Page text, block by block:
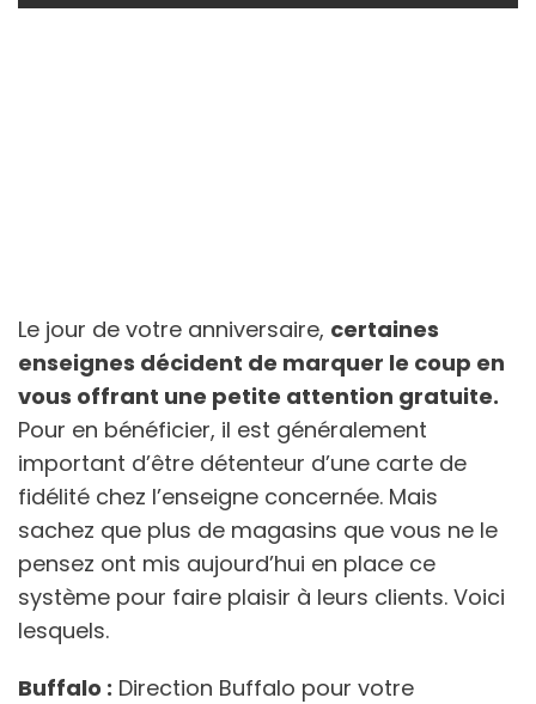
Le jour de votre anniversaire, certaines
enseignes décident de marquer le coup en
vous offrant une petite attention gratuite.
Pour en bénéficier, il est généralement
important d’être détenteur d’une carte de
fidélité chez l’enseigne concernée. Mais
sachez que plus de magasins que vous ne le
pensez ont mis aujourd’hui en place ce
système pour faire plaisir à leurs clients. Voici
lesquels.
Buffalo : Direction Buffalo pour votre